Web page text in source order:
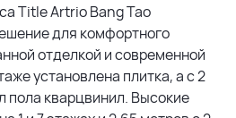
Title Artrio Bang Tao
для комфортного
отделкой и современной
установлена плитка, а с 2
пола кварцвинил. Высокие